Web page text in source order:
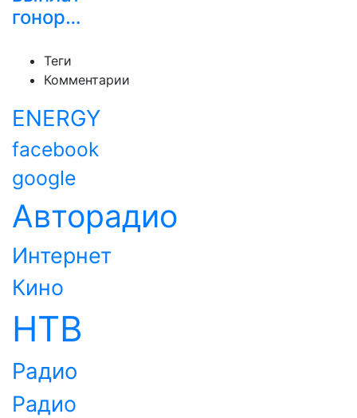
гонор…
Теги
Комментарии
ENERGY
facebook
google
Авторадио
Интернет
Кино
НТВ
Радио
Радио